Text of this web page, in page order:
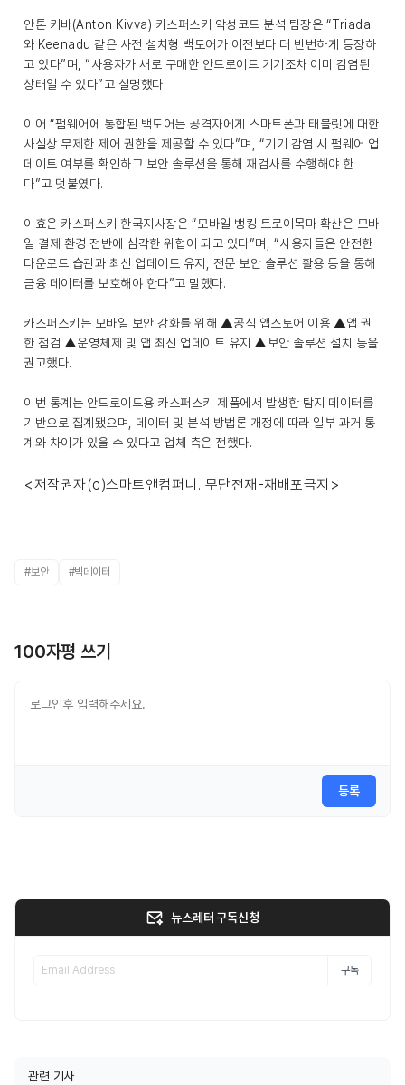
안톤 키바(Anton Kivva) 카스퍼스키 악성코드 분석 팀장은 “Triada
와 Keenadu 같은 사전 설치형 백도어가 이전보다 더 빈번하게 등장하
고 있다”며, “사용자가 새로 구매한 안드로이드 기기조차 이미 감염된
상태일 수 있다”고 설명했다.
이어 “펌웨어에 통합된 백도어는 공격자에게 스마트폰과 태블릿에 대한
사실상 무제한 제어 권한을 제공할 수 있다”며, “기기 감염 시 펌웨어 업
데이트 여부를 확인하고 보안 솔루션을 통해 재검사를 수행해야 한
다”고 덧붙였다.
이효은 카스퍼스키 한국지사장은 “모바일 뱅킹 트로이목마 확산은 모바
일 결제 환경 전반에 심각한 위협이 되고 있다”며, “사용자들은 안전한
다운로드 습관과 최신 업데이트 유지, 전문 보안 솔루션 활용 등을 통해
금융 데이터를 보호해야 한다”고 말했다.
카스퍼스키는 모바일 보안 강화를 위해 ▲공식 앱스토어 이용 ▲앱 권
한 점검 ▲운영체제 및 앱 최신 업데이트 유지 ▲보안 솔루션 설치 등을
권고했다.
이번 통계는 안드로이드용 카스퍼스키 제품에서 발생한 탐지 데이터를
기반으로 집계됐으며, 데이터 및 분석 방법론 개정에 따라 일부 과거 통
계와 차이가 있을 수 있다고 업체 측은 전했다.
<저작권자(c)스마트앤컴퍼니. 무단전재-재배포금지>
#보안 #빅데이터
100자평 쓰기
등록
뉴스레터 구독신청
구독
관련 기사